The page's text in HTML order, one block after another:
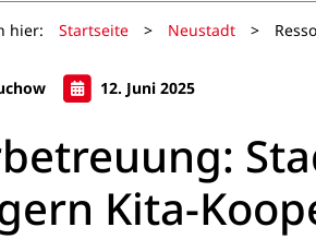
hier: Startseite > Neustadt >
12. Juni 2025
Kita-